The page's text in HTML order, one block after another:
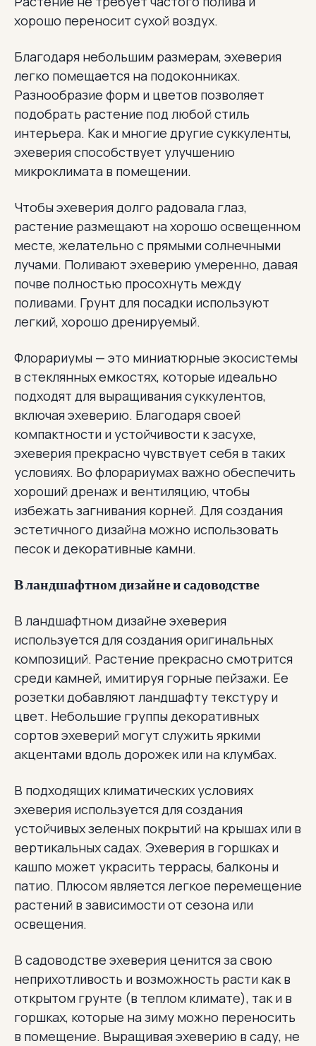
хорошо переносит сухой воздух.
Благодаря небольшим размерам, эхеверия
легко помещается на подоконниках.
Разнообразие форм и цветов позволяет
подобрать растение под любой стиль
интерьера. Как и многие другие суккуленты,
эхеверия способствует улучшению
микроклимата в помещении.
Чтобы эхеверия долго радовала глаз,
растение размещают на хорошо освещенном
месте, желательно с прямыми солнечными
лучами. Поливают эхеверию умеренно, давая
почве полностью просохнуть между
поливами. Грунт для посадки используют
легкий, хорошо дренируемый.
Флорариумы — это миниатюрные экосистемы
в стеклянных емкостях, которые идеально
подходят для выращивания суккулентов,
включая эхеверию. Благодаря своей
компактности и устойчивости к засухе,
эхеверия прекрасно чувствует себя в таких
условиях. Во флорариумах важно обеспечить
хороший дренаж и вентиляцию, чтобы
избежать загнивания корней. Для создания
эстетичного дизайна можно использовать
песок и декоративные камни.
В ландшафтном дизайне и садоводстве
В ландшафтном дизайне эхеверия
используется для создания оригинальных
композиций. Растение прекрасно смотрится
среди камней, имитируя горные пейзажи. Ее
розетки добавляют ландшафту текстуру и
цвет. Небольшие группы декоративных
сортов эхеверий могут служить яркими
акцентами вдоль дорожек или на клумбах.
В подходящих климатических условиях
эхеверия используется для создания
устойчивых зеленых покрытий на крышах или в
вертикальных садах. Эхеверия в горшках и
кашпо может украсить террасы, балконы и
патио. Плюсом является легкое перемещение
растений в зависимости от сезона или
освещения.
В садоводстве эхеверия ценится за свою
неприхотливость и возможность расти как в
открытом грунте (в теплом климате), так и в
горшках, которые на зиму можно переносить
в помещение. Выращивая эхеверию в саду, не